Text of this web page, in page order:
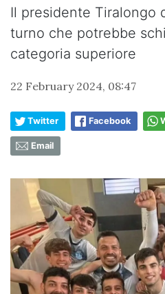
Il presidente Tiralongo
turno che potrebbe
categoria superiore
22 February 2024, 08:47
Twitter Facebook
Email